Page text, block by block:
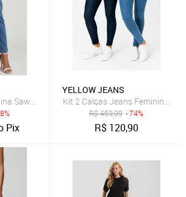
Sawary Cigarrete Push Up Azul
Pix
YELLOW JEANS
Kit 2 Calças Jeans Feminina
R$459,99 - 74%
R$ 120,90